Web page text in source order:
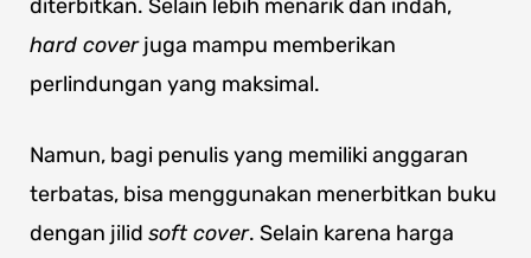
diterbitkan. Selain lebih menarik dan indah,
hard coverjuga mampu memberikan
perlindungan yang maksimal.
Namun, bagi penulis yang memiliki anggaran
terbatas, bisa menggunakan menerbitkan buku
dengan jilid soft cover. Selain karena harga